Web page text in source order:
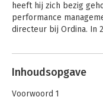
Van ambitie naar
heeft hij zich bezig
performance
directeur bij Ordina. In
Andere
der Ploeg
Inhoudsopgave
Voorwoord 1